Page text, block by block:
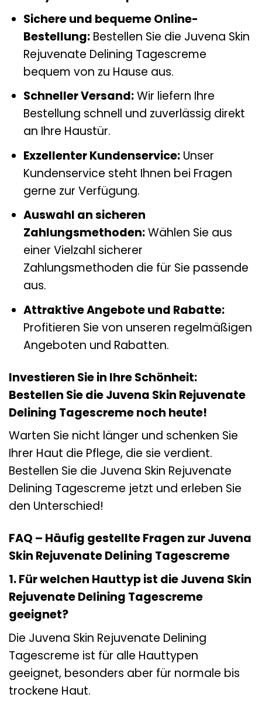
Sichere und bequeme Online-
Bestellung:Bestellen Sie die Juvena Skin
Rejuvenate Delining Tagescreme
bequem von zu Hause aus.
Schneller Versand:Wir liefern Ihre
Bestellung schnell und zuverlässig direkt
an Ihre Haustür.
Exzellenter Kundenservice:Unser
Kundenservice steht Ihnen bei Fragen
gerne zur Verfügung.
Auswahl an sicheren
Zahlungsmethoden:Wählen Sie aus
einer Vielzahl sicherer
Zahlungsmethoden die für Sie passende
aus.
Attraktive Angebote und Rabatte:
Profitieren Sie von unseren regelmäßigen
Angeboten und Rabatten.
Investieren Sie in Ihre Schönheit:
Bestellen Sie die Juvena Skin Rejuvenate
Delining Tagescreme noch heute!
Warten Sie nicht länger und schenken Sie
Ihrer Haut die Pflege, die sie verdient.
Bestellen Sie die Juvena Skin Rejuvenate
Delining Tagescreme jetzt und erleben Sie
den Unterschied!
FAQ – Häufig gestellte Fragen zur Juvena
Skin Rejuvenate Delining Tagescreme
1. Für welchen Hauttyp ist die Juvena Skin
Rejuvenate Delining Tagescreme
geeignet?
Die Juvena Skin Rejuvenate Delining
Tagescreme ist für alle Hauttypen
geeignet, besonders aber für normale bis
trockene Haut.